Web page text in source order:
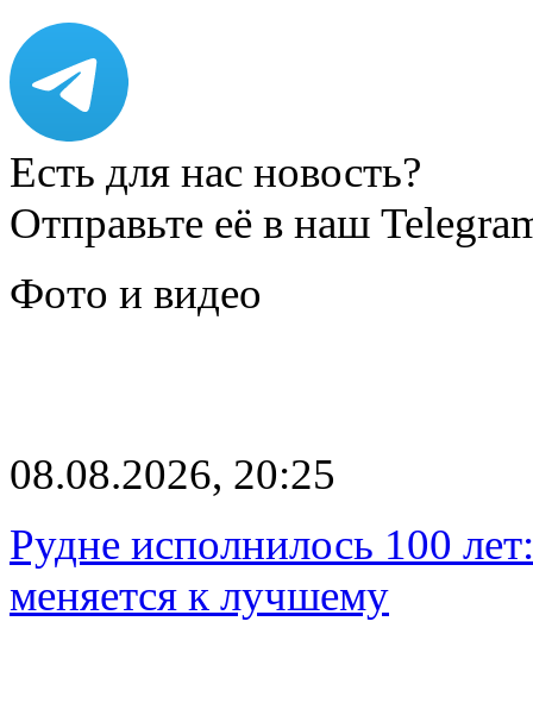
Есть для нас новость?
Отправьте её в наш
Фото и видео
08.08.2026, 20:25
Рудне исполнилось 100
меняется к лучшему